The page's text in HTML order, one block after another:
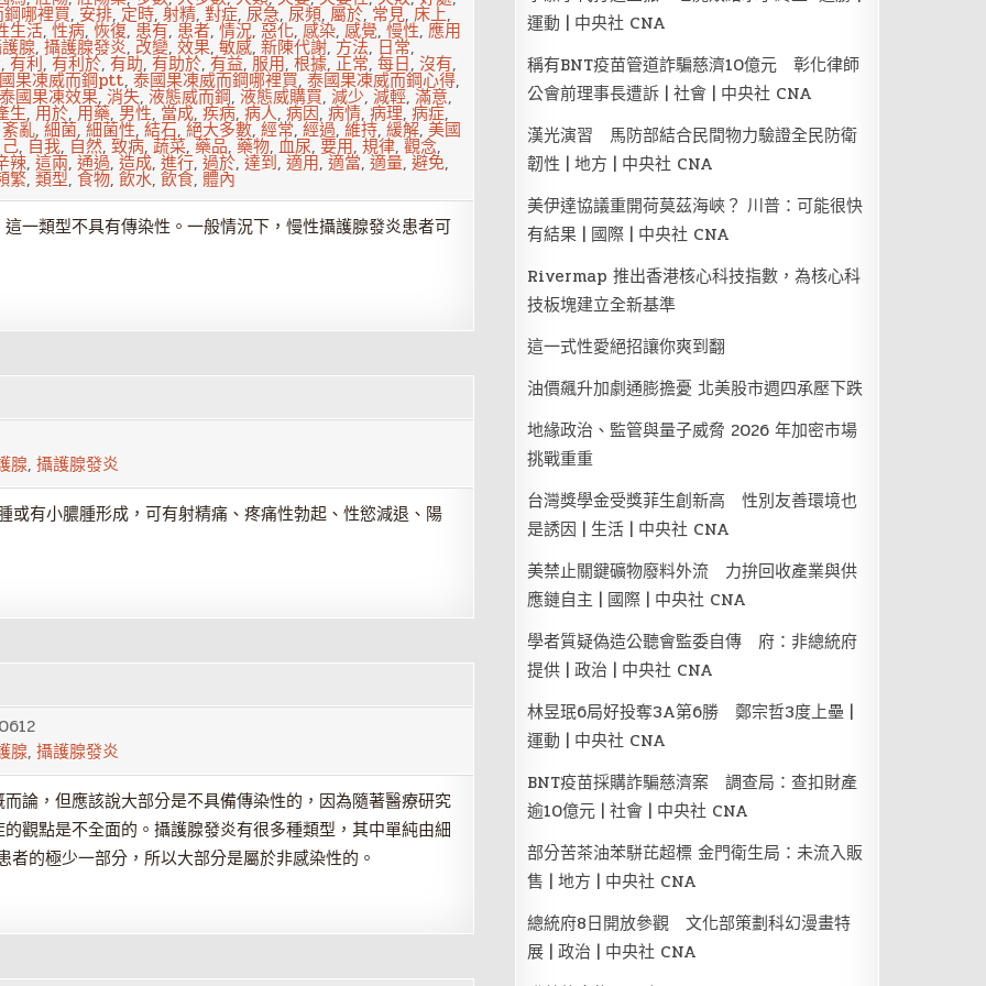
哪裡買,安排,定時,射精,對症, 尿急, 尿頻, 屬於,常見,床上,
生活, 性病,恢復,患有,患者,情況,惡化,感染,感覺,慢性,應用
腺,攝護腺發炎, 改變, 效果, 敏感, 新陳代謝,方法,日常,
,有利,有利於,有助,有助於, 有益,服用,根據, 正常, 每日, 沒有,
果凍威而鋼ptt,泰國果凍威而鋼哪裡買,泰國果凍威而鋼心得,
泰國果凍效果,消失,液態威而鋼,液態威購買,減少,減輕,滿意,
生,用於,用藥,男性,當成,疾病,病人,病因,病情,病理,病症,
紊亂,細菌,細菌性,結石,絕大多數,經常,經過,維持,緩解,美國
,自我, 自然, 致病,蔬菜,藥品,藥物, 血尿,要用, 規律,觀念,
辣,這兩,通過, 造成,進行, 過於, 達到, 適用,適當,適量,避免,
繁, 類型, 食物, 飲水, 飲食, 體內
一類型不具有傳染性。一般情況下，慢性攝護腺發炎患者可
腺, 攝護腺發炎
或有小膿腫形成，可有射精痛、疼痛性勃起、性慾減退、陽
腺, 攝護腺發炎
論，但應該說大部分是不具備傳染性的，因為隨著醫療研究
觀點是不全面的。攝護腺發炎有很多種類型，其中單純由細
的極少一部分，所以大部分是屬於非感染性的。
運動 | 中央社 CNA
稱有BNT疫苗管道詐騙慈濟10億元 彰化律師
公會前理事長遭訴 | 社會 | 中央社 CNA
漢光演習 馬防部結合民間物力驗證全民防衛
韌性 | 地方 | 中央社 CNA
美伊達協議重開荷莫茲海峽？ 川普：可能很快
有結果 | 國際 | 中央社 CNA
Rivermap 推出香港核心科技指數，為核心科
技板塊建立全新基準
這一式性愛絕招讓你爽到翻
油價飆升加劇通膨擔憂 北美股市週四承壓下跌
地緣政治、監管與量子威脅 2026 年加密市場
挑戰重重
台灣獎學金受獎菲生創新高 性別友善環境也
是誘因 | 生活 | 中央社 CNA
美禁止關鍵礦物廢料外流 力拚回收產業與供
應鏈自主 | 國際 | 中央社 CNA
學者質疑偽造公聽會監委自傳 府：非總統府
提供 | 政治 | 中央社 CNA
林昱珉6局好投奪3A第6勝 鄭宗哲3度上壘 |
運動 | 中央社 CNA
BNT疫苗採購詐騙慈濟案 調查局：查扣財產
逾10億元 | 社會 | 中央社 CNA
部分苦茶油苯駢芘超標 金門衛生局：未流入販
售 | 地方 | 中央社 CNA
總統府8日開放參觀 文化部策劃科幻漫畫特
展 | 政治 | 中央社 CNA